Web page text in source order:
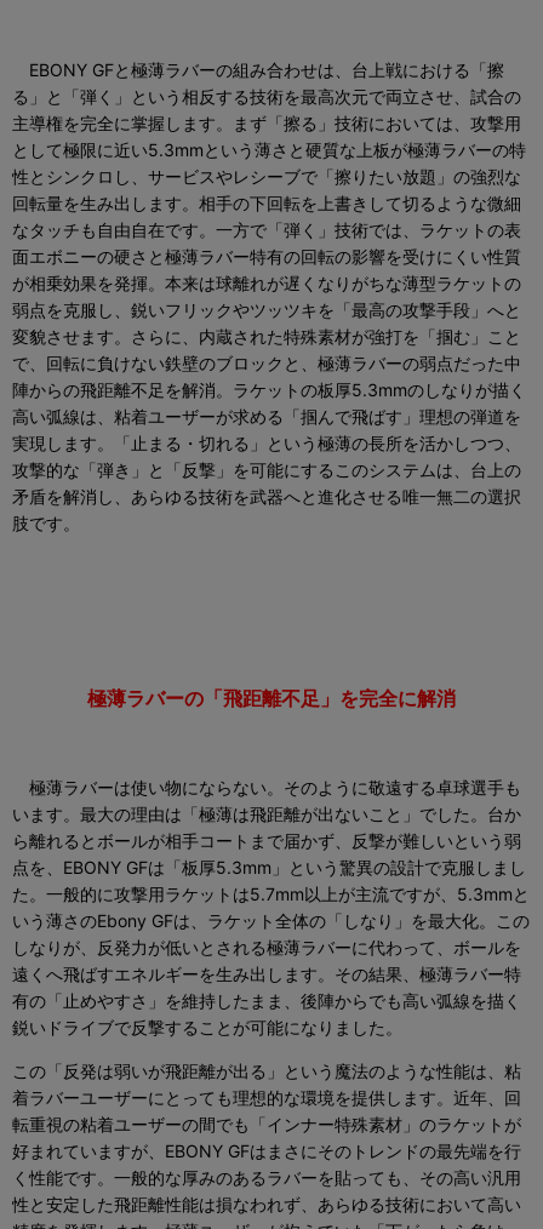
EBONY GFと極薄ラバーの組み合わせは、台上戦における「擦
る」と「弾く」という相反する技術を最高次元で両立させ、試合の
主導権を完全に掌握します。まず「擦る」技術においては、攻撃用
として極限に近い5.3mmという薄さと硬質な上板が極薄ラバーの特
性とシンクロし、サービスやレシーブで「擦りたい放題」の強烈な
回転量を生み出します。相手の下回転を上書きして切るような微細
なタッチも自由自在です。一方で「弾く」技術では、ラケットの表
面エボニーの硬さと極薄ラバー特有の回転の影響を受けにくい性質
が相乗効果を発揮。本来は球離れが遅くなりがちな薄型ラケットの
弱点を克服し、鋭いフリックやツッツキを「最高の攻撃手段」へと
変貌させます。さらに、内蔵された特殊素材が強打を「掴む」こと
で、回転に負けない鉄壁のブロックと、極薄ラバーの弱点だった中
陣からの飛距離不足を解消。ラケットの板厚5.3mmのしなりが描く
高い弧線は、粘着ユーザーが求める「掴んで飛ばす」理想の弾道を
実現します。「止まる・切れる」という極薄の長所を活かしつつ、
攻撃的な「弾き」と「反撃」を可能にするこのシステムは、台上の
矛盾を解消し、あらゆる技術を武器へと進化させる唯一無二の選択
肢です。
極薄ラバーの「飛距離不足」を完全に解消
極薄ラバーは使い物にならない。そのように敬遠する卓球選手も
います。最大の理由は「極薄は飛距離が出ないこと」でした。台か
ら離れるとボールが相手コートまで届かず、反撃が難しいという弱
点を、EBONY GFは「板厚5.3mm」という驚異の設計で克服しまし
た。一般的に攻撃用ラケットは5.7mm以上が主流ですが、5.3mmと
いう薄さのEbony GFは、ラケット全体の「しなり」を最大化。この
しなりが、反発力が低いとされる極薄ラバーに代わって、ボールを
遠くへ飛ばすエネルギーを生み出します。その結果、極薄ラバー特
有の「止めやすさ」を維持したまま、後陣からでも高い弧線を描く
鋭いドライブで反撃することが可能になりました。
この「反発は弱いが飛距離が出る」という魔法のような性能は、粘
着ラバーユーザーにとっても理想的な環境を提供します。近年、回
転重視の粘着ユーザーの間でも「インナー特殊素材」のラケットが
好まれていますが、EBONY GFはまさにそのトレンドの最先端を行
く性能です。一般的な厚みのあるラバーを貼っても、その高い汎用
性と安定した飛距離性能は損なわれず、あらゆる技術において高い